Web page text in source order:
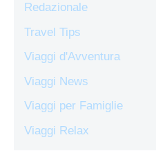
Redazionale
Travel Tips
Viaggi d'Avventura
Viaggi News
Viaggi per Famiglie
Viaggi Relax